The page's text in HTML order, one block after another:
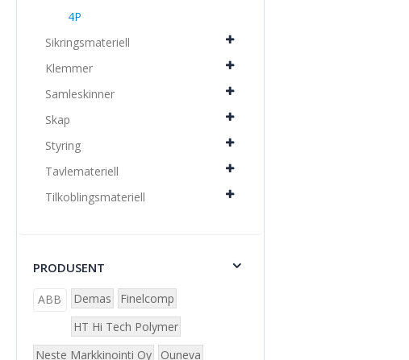
4P
Sikringsmateriell
Klemmer
Samleskinner
Skap
Styring
Tavlemateriell
Tilkoblingsmateriell
PRODUSENT
ABB Demas
Finelcomp
HT Hi Tech Polymer
Neste Markkinointi Oy
Ouneva